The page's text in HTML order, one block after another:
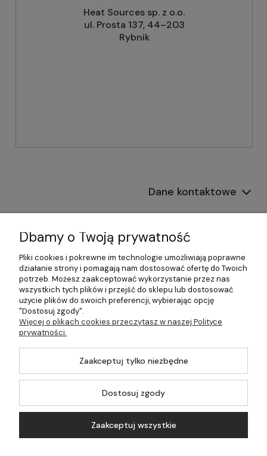
Heat Sources sp. z o.o.
ul. Prosta 137, 44–203
Rybnik
Dane kontaktowe
Informacje
Płatności i dostawa
Pomoc
Moje konto
©2026 Wszelkie Prawa Zastrzeżone | 499.pl - najlepszy sklep z
Dbamy o Twoją prywatność
Pliki cookies i pokrewne im technologie umożliwiają poprawne
działanie strony i pomagają nam dostosować ofertę do Twoich
potrzeb. Możesz zaakceptować wykorzystanie przez nas
wszystkich tych plików i przejść do sklepu lub dostosować
użycie plików do swoich preferencji, wybierając opcję
"Dostosuj zgody".
Więcej o plikach cookies przeczytasz w naszej Polityce
prywatności.
Zaakceptuj tylko niezbędne
Dostosuj zgody
Zaakceptuj wszystkie